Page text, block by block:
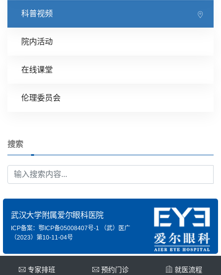
科普视频
院内活动
在线课堂
伦理委员会
搜索
武汉大学附属爱尔眼科医院
ICP备案：鄂ICP备05008407号-1 （武）医广
（2023）第10-11-04号
专家排班 预约门诊 就医流程